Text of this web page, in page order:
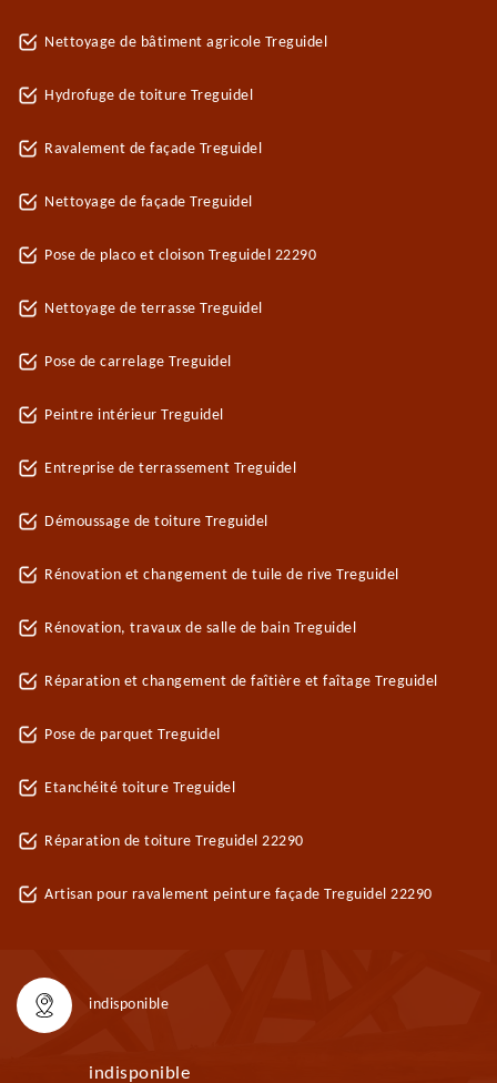
Nettoyage de bâtiment agricole Treguidel
Hydrofuge de toiture Treguidel
Ravalement de façade Treguidel
Nettoyage de façade Treguidel
Pose de placo et cloison Treguidel 22290
Nettoyage de terrasse Treguidel
Pose de carrelage Treguidel
Peintre intérieur Treguidel
Entreprise de terrassement Treguidel
Démoussage de toiture Treguidel
Rénovation et changement de tuile de rive Treguidel
Rénovation, travaux de salle de bain Treguidel
Réparation et changement de faîtière et faîtage Treguidel
Pose de parquet Treguidel
Etanchéité toiture Treguidel
Réparation de toiture Treguidel 22290
Artisan pour ravalement peinture façade Treguidel 22290
indisponible
indisponible